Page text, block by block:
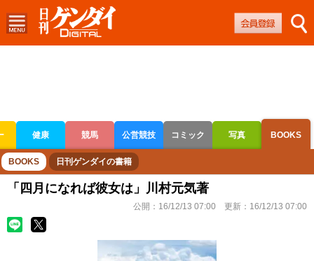
健康 競馬 公営競技 コミック 写真 BOOKS
ボートレース 競輪 オートレース
BOOKS 日刊ゲンダイの書籍
「四月になれば彼女は」川村元気著
公開： 16/12/13 07:00 更新： 16/12/13 07:00